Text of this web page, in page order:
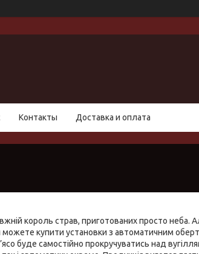
Контакты Доставка и оплата
король страв, приготованих просто неба.
можете купити установки з автоматичним
буде самостійно прокручуватись над